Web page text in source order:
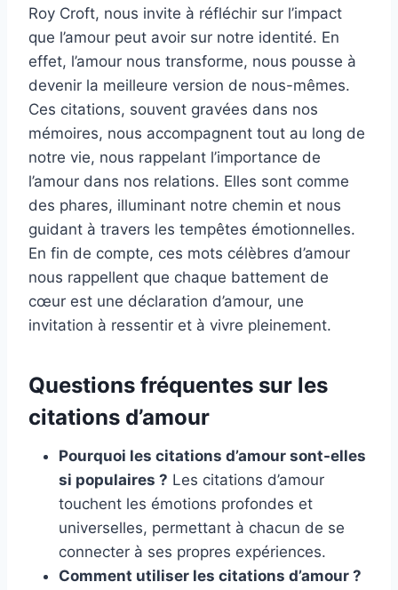
Roy Croft, nous invite à réfléchir sur l’impact
que l’amour peut avoir sur notre identité. En
effet, l’amour nous transforme, nous pousse à
devenir la meilleure version de nous-mêmes.
Ces citations, souvent gravées dans nos
mémoires, nous accompagnent tout au long de
notre vie, nous rappelant l’importance de
l’amour dans nos relations. Elles sont comme
des phares, illuminant notre chemin et nous
guidant à travers les tempêtes émotionnelles.
En fin de compte, ces mots célèbres d’amour
nous rappellent que chaque battement de
cœur est une déclaration d’amour, une
invitation à ressentir et à vivre pleinement.
Questions fréquentes sur les
citations d’amour
Pourquoi les citations d’amour sont-elles
si populaires ? Les citations d’amour
touchent les émotions profondes et
universelles, permettant à chacun de se
connecter à ses propres expériences.
Comment utiliser les citations d’amour ?